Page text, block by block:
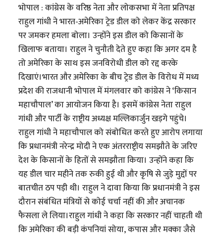
भोपाल : कांग्रेस के वरिष्ठ नेता और लोकसभा में नेता प्रतिपक्ष
राहुल गांधी ने भारत-अमेरिका ट्रेड डील को लेकर केंद्र सरकार
पर जमकर हमला बोला। उन्होंने इस डील को किसानों के
खिलाफ बताया। राहुल ने चुनौती देते हुए कहा कि अगर दम है
तो अमेरिका के साथ इस जनविरोधी डील को रद्द करके
दिखाएं।भारत और अमेरिका के बीच ट्रेड डील के विरोध में मध्य
प्रदेश की राजधानी भोपाल में मंगलवार को कांग्रेस ने ‘किसान
महाचौपाल’ का आयोजन किया है। इसमें कांग्रेस नेता राहुल
गांधी और पार्टी के राष्ट्रीय अध्यक्ष मल्लिकार्जुन खड़गे पहुंचे।
राहुल गांधी ने महाचौपाल को संबोधित करते हुए आरोप लगाया
कि प्रधानमंत्री नरेन्द्र मोदी ने एक अंतरराष्ट्रीय समझौते के जरिए
देश के किसानों के हितों से समझौता किया। उन्होंने कहा कि
यह डील चार महीने तक रुकी हुई थी और कृषि से जुड़े मुद्दों पर
बातचीत ठप पड़ी थी। राहुल ने दावा किया कि प्रधानमंत्री ने इस
दौरान संबंधित मंत्रियों से कोई चर्चा नहीं की और अचानक
फैसला ले लिया।राहुल गांधी ने कहा कि सरकार नहीं चाहती थी
कि अमेरिका की बड़ी कंपनियां सोया, कपास और मक्का जैसे